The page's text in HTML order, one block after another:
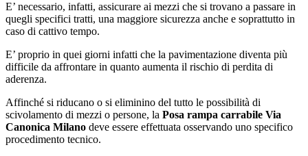
E’ necessario, infatti, assicurare ai mezzi che si trovano a passare in
quegli specifici tratti, una maggiore sicurezza anche e soprattutto in
caso di cattivo tempo.
E’ proprio in quei giorni infatti che la pavimentazione diventa più
difficile da affrontare in quanto aumenta il rischio di perdita di
aderenza.
Affinché si riducano o si eliminino del tutto le possibilità di
scivolamento di mezzi o persone, la Posa rampa carrabile Via
Canonica Milano deve essere effettuata osservando uno specifico
procedimento tecnico.